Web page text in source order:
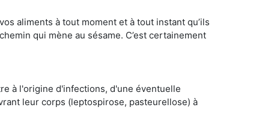
aliments à tout moment et à tout instant qu’ils
qui mène au sésame. C’est certainement
à l'origine d'infections, d'une éventuelle
leur corps (leptospirose, pasteurellose) à